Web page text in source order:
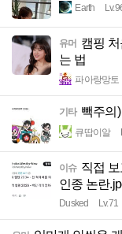
Earth
유머 캠핑
는 법
파아랑망토
기타 빽주의
큐땁이알
이슈 직접
인종 논란
Dusked Lv.71